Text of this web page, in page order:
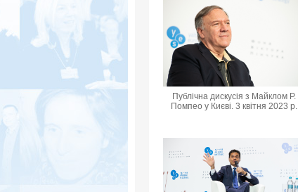
Публічна дискусія з Майклом Р.
Помпео у Києві. 3 квітня 2023 р.